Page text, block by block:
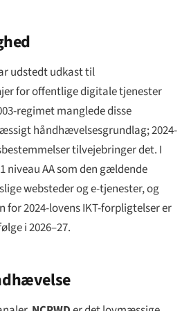
udstedt udkast til
for offentlige digitale tjenester
regimet manglede disse
håndhævelses­grundlag; 2024-
tilvejebringer det. I
niveau AA som den gældende
websteder og e-tjenester, og
2024-lovens IKT-forpligtelser er
i 2026–27.